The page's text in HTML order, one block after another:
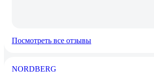
Посмотреть все отзывы
NORDBERG